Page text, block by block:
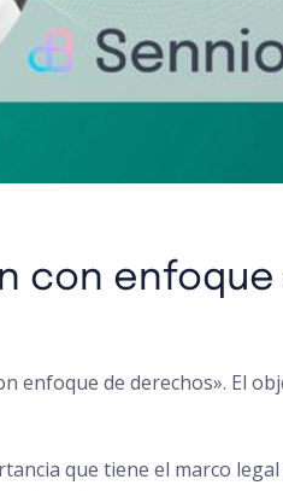
con enfoque
enfoque de derechos». El
que tiene el marco